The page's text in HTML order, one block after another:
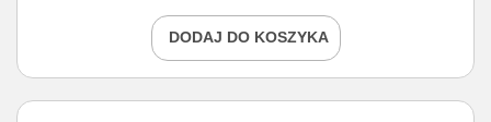
DODAJ DO KOSZYKA